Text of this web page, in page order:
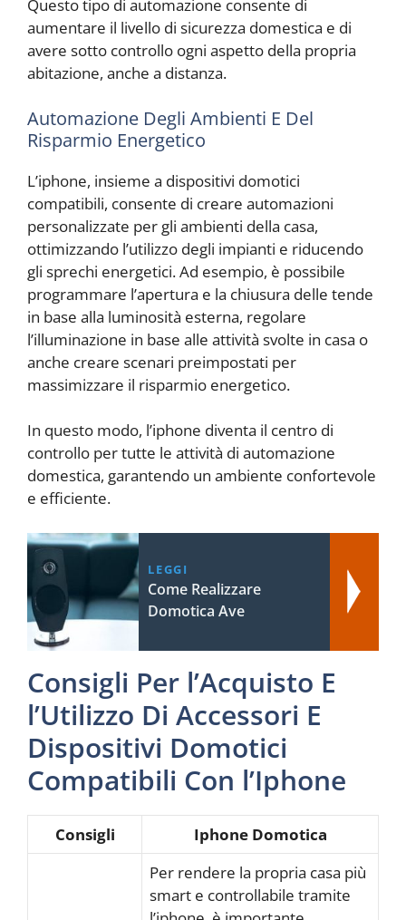
Questo tipo di automazione consente di
aumentare il livello di sicurezza domestica e di
avere sotto controllo ogni aspetto della propria
abitazione, anche a distanza.
Automazione Degli Ambienti E Del
Risparmio Energetico
L’iphone, insieme a dispositivi domotici
compatibili, consente di creare automazioni
personalizzate per gli ambienti della casa,
ottimizzando l’utilizzo degli impianti e riducendo
gli sprechi energetici. Ad esempio, è possibile
programmare l’apertura e la chiusura delle tende
in base alla luminosità esterna, regolare
l’illuminazione in base alle attività svolte in casa o
anche creare scenari preimpostati per
massimizzare il risparmio energetico.
In questo modo, l’iphone diventa il centro di
controllo per tutte le attività di automazione
domestica, garantendo un ambiente confortevole
e efficiente.
LEGGI
Come Realizzare
Domotica Ave
Consigli Per l’Acquisto E
l’Utilizzo Di Accessori E
Dispositivi Domotici
Compatibili Con l’Iphone
Consigli
Iphone Domotica
Per rendere la propria casa più
smart e controllabile tramite